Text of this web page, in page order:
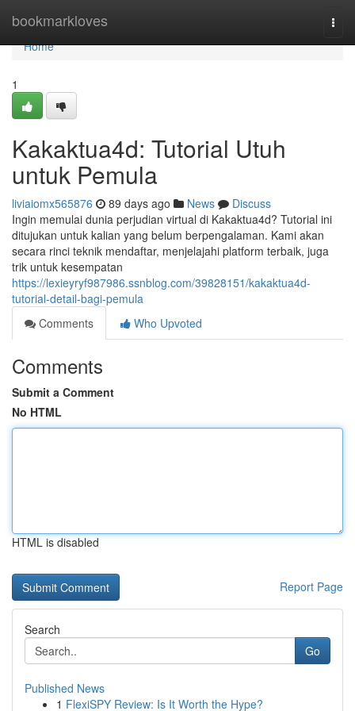
bookmarkloves
Home
Home
1
Kakaktua4d: Tutorial Utuh
untuk Pemula
liviaiomx565876 89 days ago News
Discuss
Ingin memulai dunia perjudian virtual di Kakaktua4d? Tutorial ini
ditujukan untuk kalian yang belum berpengalaman. Kami akan
secara rinci teknik mendaftar, menjelajahi platform terbaik, juga
trik untuk kesempatan
https://lexieyryf987986.ssnblog.com/39828151/kakaktua4d-
tutorial-detail-bagi-pemula
Comments
Who Upvoted
Comments
Submit a Comment
No HTML
HTML is disabled
Report Page
Search
Go
Published News
1 FlexiSPY Review: Is It Worth the Hype?